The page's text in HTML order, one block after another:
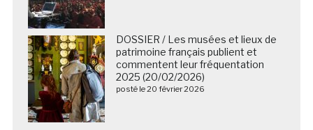
DOSSIER / Les musées et lieux de
patrimoine français publient et
commentent leur fréquentation
2025 (20/02/2026)
posté le 20 février 2026